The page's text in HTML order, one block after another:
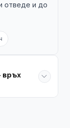
отведе и до
връх